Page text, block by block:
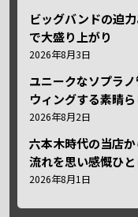
ビッグバンドの迫
で大盛り上がり
2026年8月3日
ユニークなソプラ
ウィングする素晴
2026年8月2日
六本木時代の当店
流れを思い感慨ひ
2026年8月1日